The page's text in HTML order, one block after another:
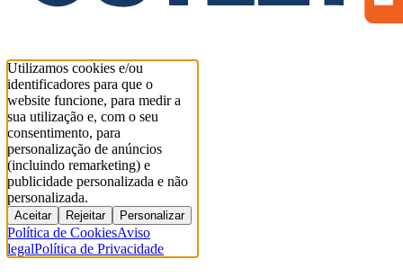
Utilizamos cookies e/ou
identificadores para que o
website funcione, para medir a
sua utilização e, com o seu
consentimento, para
personalização de anúncios
(incluindo remarketing) e
publicidade personalizada e não
personalizada.
Aceitar Rejeitar Personalizar
Política de CookiesAviso
legalPolítica de Privacidade